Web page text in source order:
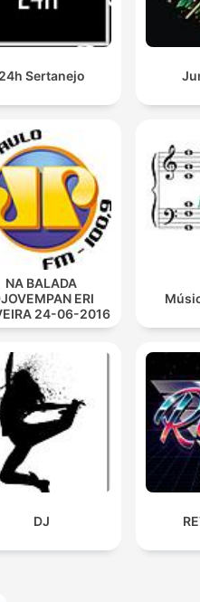
24h Sertanejo
NA BALADA
ERI
24-06-2016
DJ